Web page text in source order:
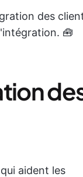
des
🧰
aident les